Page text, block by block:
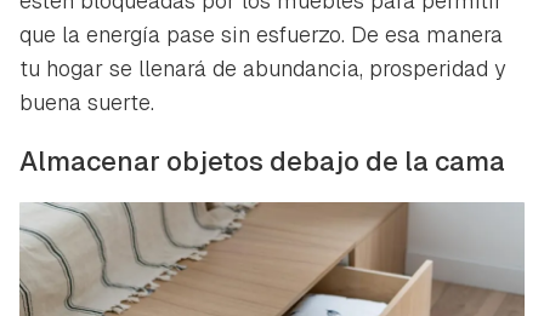
que la energía pase sin esfuerzo. De esa manera
tu hogar se llenará de abundancia, prosperidad y
buena suerte.
Almacenar objetos debajo de la cama